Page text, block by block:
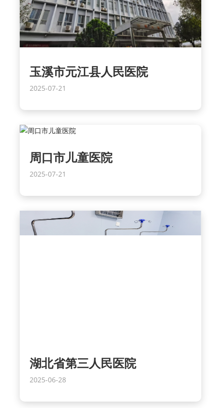
玉溪市元江县人民医院
2025-07-21
周口市儿童医院
2025-07-21
湖北省第三人民医院
2025-06-28